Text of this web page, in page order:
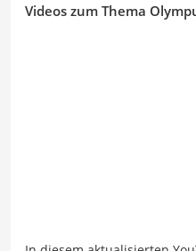
Videos zum Thema